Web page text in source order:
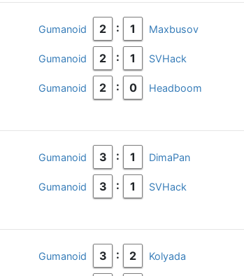
Gumanoid 2 : 1 Maxbusov
Gumanoid 2 : 1 SVHack
Gumanoid 2 : 0 Headboom
Gumanoid 3 : 1 DimaPan
Gumanoid 3 : 1 SVHack
Gumanoid 3 : 2 Kolyada